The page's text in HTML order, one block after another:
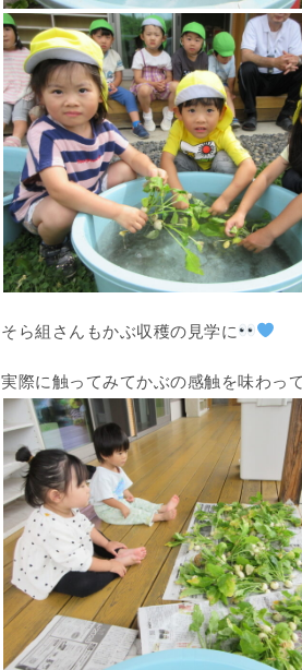
そら組さんもかぶ収穫の見学に
実際に触ってみてかぶの感触を味わっ